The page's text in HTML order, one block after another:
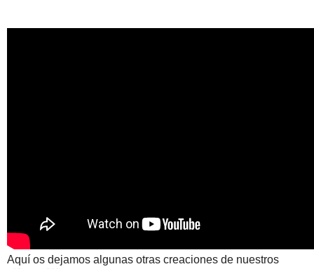
Aquí os dejamos algunas otras creaciones de nuestros